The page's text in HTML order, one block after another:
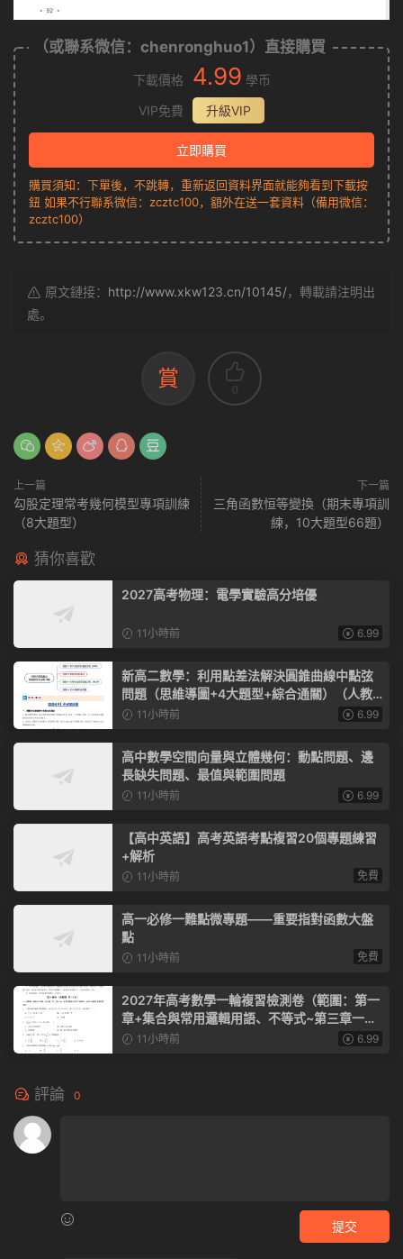
（或聯系微信：chenronghuo1）直接購買
下載價格 4.99 學币
VIP免費
升級VIP
立即購買
購買須知：下單後，不跳轉，重新返回資料界面就能夠看到下載按
鈕 如果不行聯系微信：zcztc100，額外在送一套資料（備用微信：
zcztc100）
原文鏈接： http://www.xkw123.cn/10145/，轉載請注明出
處。
賞 0
上一篇
勾股定理常考幾何模型專項訓練
（8大題型）
下一篇
三角函數恒等變換（期末專項訓
練，10大題型66題）
猜你喜歡
2027高考物理：電學實驗高分培優
11小時前 6.99
新高二數學：利用點差法解決圓錐曲線中點弦
問題（思維導圖+4大題型+綜合通關）（人教A
版）11小時前 6.99
高中數學空間向量與立體幾何：動點問題、邊
長缺失問題、最值與範圍問題
11小時前 6.99
【高中英語】高考英語考點複習20個專題練習
+解析
11小時前 免費
高一必修一難點微專題——重要指對函數大盤
點
11小時前 免費
2027年高考數學一輪複習檢測卷（範圍：第一
章+集合與常用邏輯用語、不等式~第三章一元
函數的導數及其應用）（全國通用）
11小時前 6.99
評論 0
提交